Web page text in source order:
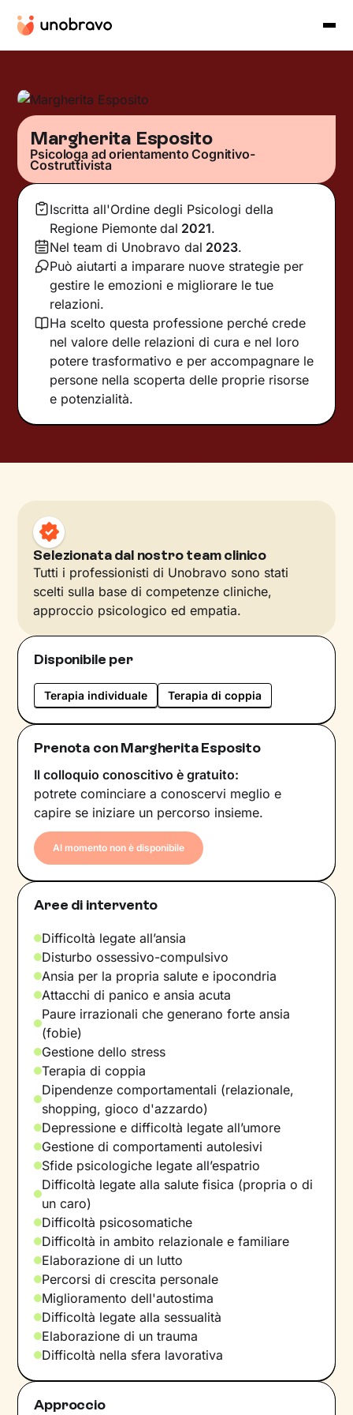
Margherita Esposito
Psicologa ad orientamento Cognitivo-
Costruttivista
Iscritta all'Ordine degli Psicologi della
Regione Piemonte dal 2021.
Nel team di Unobravo dal 2023.
Può aiutarti a imparare nuove strategie per
gestire le emozioni e migliorare le tue
relazioni.
Ha scelto questa professione perché crede
nel valore delle relazioni di cura e nel loro
potere trasformativo e per accompagnare le
persone nella scoperta delle proprie risorse
e potenzialità.
Selezionata dal nostro team clinico
Tutti i professionisti di Unobravo sono stati
scelti sulla base di competenze cliniche,
approccio psicologico ed empatia.
Disponibile per
Terapia individuale Terapia di coppia
Prenota con Margherita Esposito
Il colloquio conoscitivo è gratuito:
potrete cominciare a conoscervi meglio e
capire se iniziare un percorso insieme.
Al momento non è disponibile
Aree di intervento
Difficoltà legate all’ansia
Disturbo ossessivo-compulsivo
Ansia per la propria salute e ipocondria
Attacchi di panico e ansia acuta
Paure irrazionali che generano forte ansia
(fobie)
Gestione dello stress
Terapia di coppia
Dipendenze comportamentali (relazionale,
shopping, gioco d'azzardo)
Depressione e difficoltà legate all’umore
Gestione di comportamenti autolesivi
Sfide psicologiche legate all’espatrio
Difficoltà legate alla salute fisica (propria o di
un caro)
Difficoltà psicosomatiche
Difficoltà in ambito relazionale e familiare
Elaborazione di un lutto
Percorsi di crescita personale
Miglioramento dell'autostima
Difficoltà legate alla sessualità
Elaborazione di un trauma
Difficoltà nella sfera lavorativa
Approccio